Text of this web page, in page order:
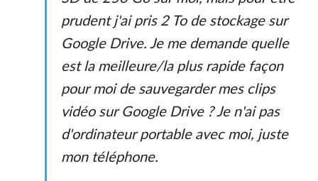
prudent j'ai pris 2 To de stockage sur
Google Drive. Je me demande quelle
est la meilleure/la plus rapide façon
pour moi de sauvegarder mes clips
vidéo sur Google Drive ? Je n'ai pas
d'ordinateur portable avec moi, juste
mon téléphone.